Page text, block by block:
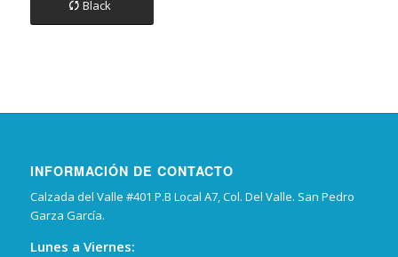
Black
INFORMACIÓN DE CONTACTO
Calzada del Valle #401 P.B Local A7, Col. Del Valle. San Pedro
Garza García.
Lunes a Viernes: